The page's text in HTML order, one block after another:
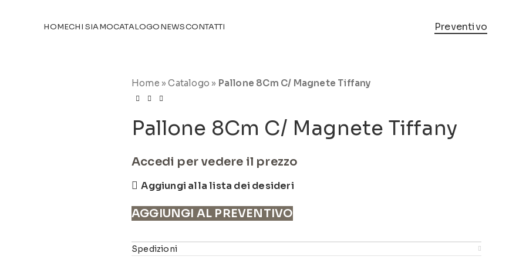
HOMECHI SIAMOCATALOGONEWSCONTATTI Preventivo
Home »Catalogo » Pallone 8Cm C/ Magnete Tiffany
Pallone 8Cm C/ Magnete Tiffany
Accedi per vedere il prezzo
Aggiungi alla lista dei desideri
AGGIUNGI AL PREVENTIVO
Spedizioni